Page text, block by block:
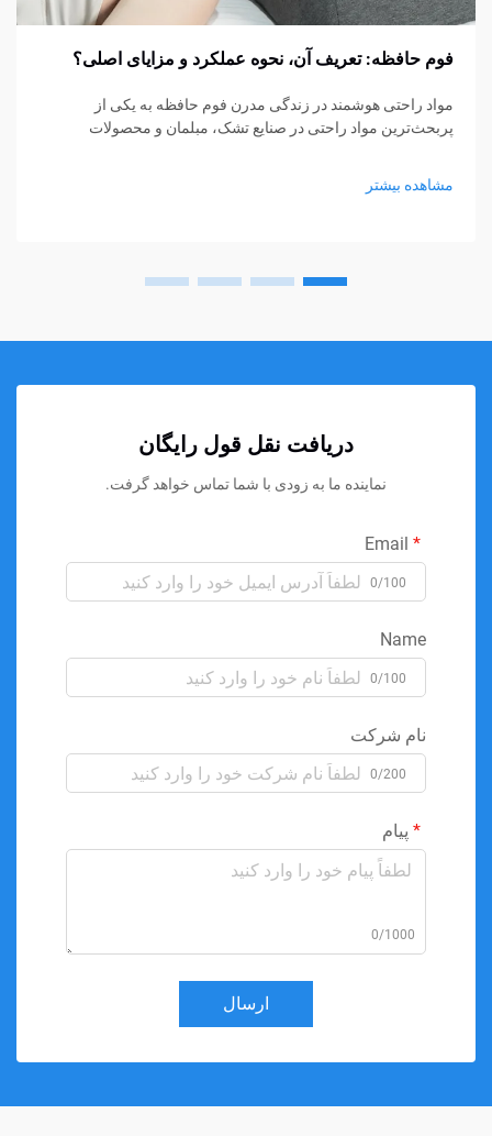
فوم حافظه: تعریف آن، نحوه عملکرد و مزایای اصلی؟
مواد راحتی هوشمند در زندگی مدرن فوم حافظه به یکی از
پربحث‌ترین مواد راحتی در صنایع تشک، مبلمان و محصولات
مشاهده بیشتر
دریافت نقل قول رایگان
نماینده ما به زودی با شما تماس خواهد گرفت.
0/100
Name
0/100
نام شرکت
0/200
پیام
0/1000
ارسال